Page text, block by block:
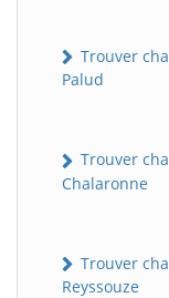
Trouver
Palud
Trouver
Chalaronne
Trouver
Reyssouze